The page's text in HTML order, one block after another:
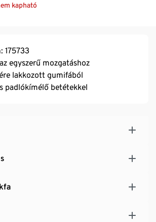
kapható
175733
egyszerű mozgatáshoz
lakkozott gumifából
padlókímélő betétekkel